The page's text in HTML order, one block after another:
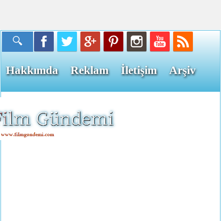
Hakkımda Reklam İletişim Arşiv